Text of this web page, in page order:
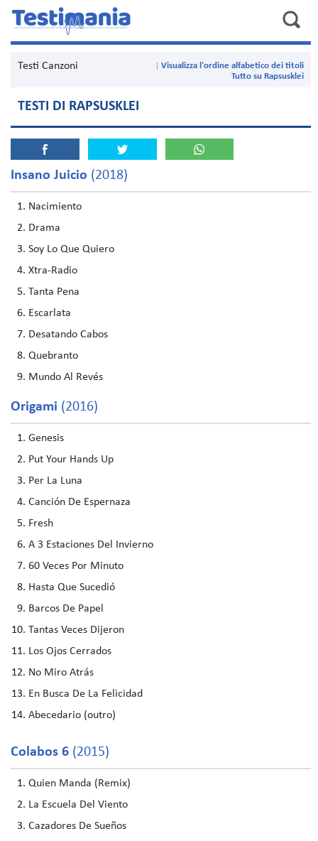
Testi Canzoni
Visualizza l'ordine alfabetico dei titoli
Tutto su Rapsusklei
TESTI DI RAPSUSKLEI
Insano Juicio (2018)
Nacimiento
Drama
Soy Lo Que Quiero
Xtra-Radio
Tanta Pena
Escarlata
Desatando Cabos
Quebranto
Mundo Al Revés
Origami (2016)
Genesis
Put Your Hands Up
Per La Luna
Canción De Espernaza
Fresh
A 3 Estaciones Del Invierno
60 Veces Por Minuto
Hasta Que Sucedió
Barcos De Papel
Tantas Veces Dijeron
Los Ojos Cerrados
No Miro Atrás
En Busca De La Felicidad
Abecedario (outro)
Colabos 6 (2015)
Quien Manda (Remix)
La Escuela Del Viento
Cazadores De Sueños